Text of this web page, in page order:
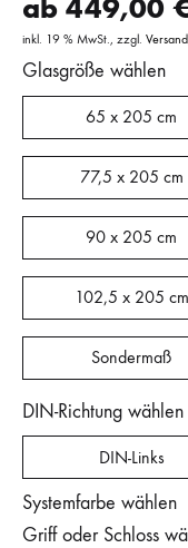
ab 449,00
inkl. 19 % MwSt. zzgl. Versand
Glasgröße wählen
65 x 205 cm
77,5 x 205 cm
90 x 205 cm
102,5 x 205 cm
Sondermaß
DIN-Richtung wählen
DIN-Links
Systemfarbe wählen
Griff oder Schloss